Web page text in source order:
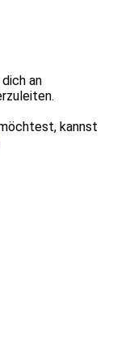
an
kannst